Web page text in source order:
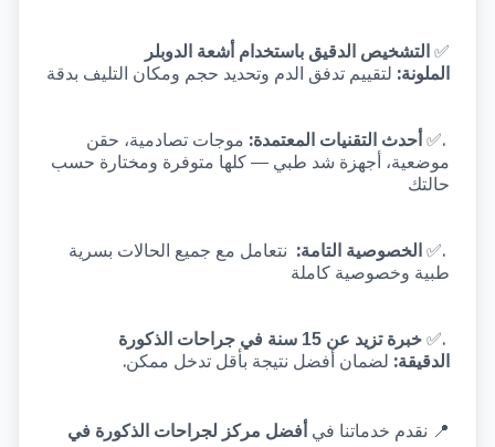
✅
الملونة: لتقييم تدفق الدم وتحديد حجم ومكان التليف بدقة
.
✅ أحدث التقنيات المعتمدة:
حالتك
.
✅ الخصوصية التامة:
طبية وخصوصية كاملة
.
✅
الدقيقة: لضمان أفضل نتيجة بأقل تدخل ممكن.
📍 نقدم خدماتنا في